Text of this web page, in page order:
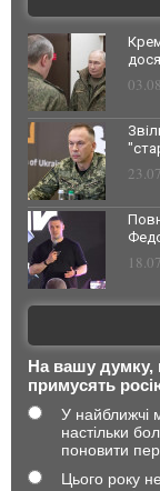
На вашу думку,
примусять
У найближчі
настільки
поновити
Цього року